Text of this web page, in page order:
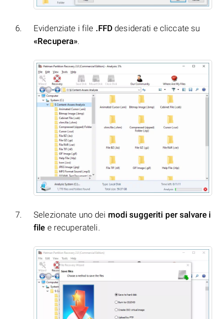
Evidenziate i file .FFD desiderati e cliccate su
«Recupera».
Selezionate uno dei modi suggeriti per salvare i
file e recuperateli.